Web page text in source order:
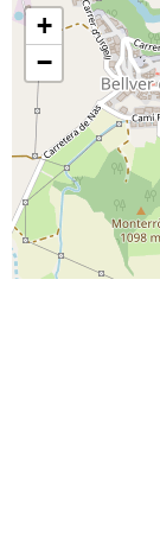
+
−